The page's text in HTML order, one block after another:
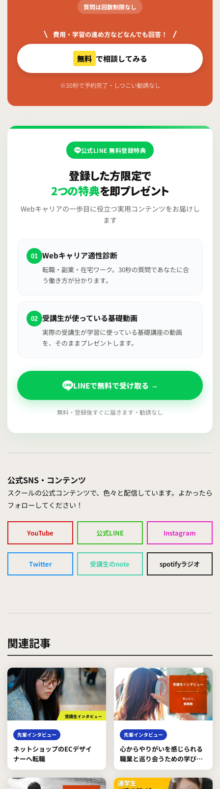
質問は回数制限なし
費用・学習の進め方などなんでも回答！
無料 で相談してみる
※30秒で予約完了・しつこい勧誘なし
公式LINE 無料登録特典
登録した方限定で
2つの特典を即プレゼント
Webキャリアの一歩目に役立つ実用コンテンツをお届けし
ます
01 Webキャリア適性診断
転職・副業・在宅ワーク。30秒の質問であなたに合
う働き方が分かります。
02 受講生が使っている基礎動画
実際の受講生が学習に使っている基礎講座の動画
を、そのままプレゼントします。
LINEで無料で受け取る →
無料・登録後すぐに届きます・勧誘なし
公式SNS・コンテンツ
スクールの公式コンテンツで、色々と配信しています。よかったら
フォローしてください！
YouTube 公式LINE Instagram
Twitter 受講生のnote spotifyラジオ
関連記事
先輩インタビュー
ネットショップのECデザイ
ナーへ転職
先輩インタビュー
心からやりがいを感じられる
職業と巡り会うための学びに
なりました